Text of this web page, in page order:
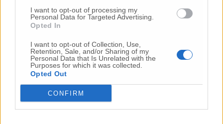
I want to opt-out of processing my
Personal Data for Targeted Advertising.
Opted In
I want to opt-out of Collection, Use,
Retention, Sale, and/or Sharing of my
Personal Data that Is Unrelated with the
Purposes for which it was collected.
Opted Out
CONFIRM
-Femminicidio a Loreto.Donna uccisa a
coltellate.Fermato il compagno: “L’ho ammazzata”
(Foto-Video)
-Scontro tra auto e moto a Numana:
gravissimo un centauroin eliambulanza a Torrette
24 Lug-Maltrattamenti all’asilo, parla il sindaco:
«Notifica arrivata in mattinata,anche i miei figli
sono andati lì»
2 Ago-Fermato col taser,muore in ospedale dopo un